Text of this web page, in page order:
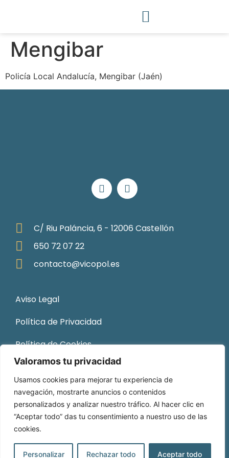
Valoramos tu privacidad
Usamos cookies para mejorar tu experiencia de
navegación, mostrarte anuncios o contenidos
personalizados y analizar nuestro tráfico. Al hacer clic en
“Aceptar todo” das tu consentimiento a nuestro uso de las
cookies.
Personalizar Rechazar todo Aceptar todo
Mengibar
Policía Local Andalucía, Mengibar (Jaén)
C/ Riu Paláncia, 6 - 12006 Castellón
650 72 07 22
contacto@vicopol.es
Aviso Legal
Política de Privacidad
Política de Cookies
Sitemap
Desarrollado porDOCE Consultoría NTIC.